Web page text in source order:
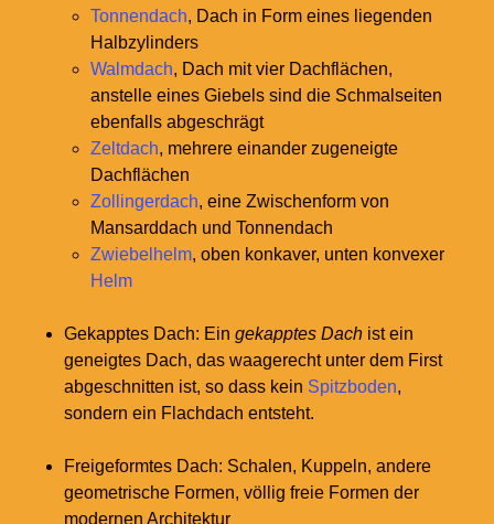
Tonnendach, Dach in Form eines liegenden
Halbzylinders
Walmdach, Dach mit vier Dachflächen,
anstelle eines Giebels sind die Schmalseiten
ebenfalls abgeschrägt
Zeltdach, mehrere einander zugeneigte
Dachflächen
Zollingerdach, eine Zwischenform von
Mansarddach und Tonnendach
Zwiebelhelm, oben konkaver, unten konvexer
Helm
Gekapptes Dach: Ein gekapptes Dach ist ein
geneigtes Dach, das waagerecht unter dem First
abgeschnitten ist, so dass kein Spitzboden,
sondern ein Flachdach entsteht.
Freigeformtes Dach: Schalen, Kuppeln, andere
geometrische Formen, völlig freie Formen der
modernen Architektur